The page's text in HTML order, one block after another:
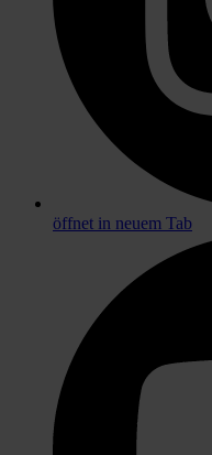
öffnet in neuem Tab